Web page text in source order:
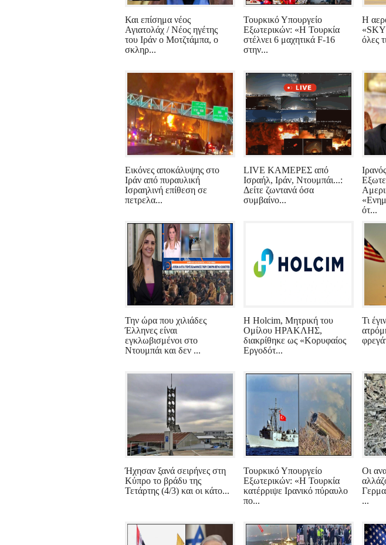
Και επίσημα νέος
Αγιατολάχ / Νέος ηγέτης
του Ιράν ο Μοτζτάμπα, ο
σκληρ...
Τουρκικό Υπουργείο
Εξωτερικών: «Η Τουρκία
στέλνει 6 μαχητικά F-16
στην...
Η
«SKY
όλες
Εικόνες αποκάλυψης στο
Ιράν από πυραυλική
Ισραηλινή επίθεση σε
πετρελα...
LIVE ΚΑΜΕΡΕΣ από
Ισραήλ, Ιράν, Ντουμπάι...:
Δείτε ζωντανά όσα
συμβαίνο...
ότ...
Την ώρα που χιλιάδες
Έλληνες είναι
εγκλωβισμένοι στο
Ντουμπάι και δεν ...
Η Holcim, Μητρική του
Ομίλου ΗΡΑΚΛΗΣ,
διακρίθηκε ως «Κορυφαίος
Εργοδότ...
Τι
Ήχησαν ξανά σειρήνες στη
Κύπρο το βράδυ της
Τετάρτης (4/3) και οι κάτο...
Τουρκικό Υπουργείο
Εξωτερικών: «Η Τουρκία
κατέρριψε Ιρανικό πύραυλο
πο...
Οι
...